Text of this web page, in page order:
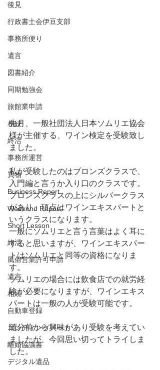
後見
行政書士会伊豆支部
事務所便り
遺言
図書紹介
同期勉強会
旅館業申請
相続
終活
事務所運営
買物
Business Report
Weekend Report
Short Lesson
終活
風俗営業許可申請
遺言
相続
自動車登録
エンディングノート
離婚協議書
デジタル遺品
先月、一般社団法人日本ソムリエ協会
様が主催する、ワイン検定を受験致し
ました。
私が受験したのはブロンズクラスで、
入門編と言うか入り口のクラスです。
ブロンズクラスの上にシルバークラス
があり、頂点はワインエキスパートと
いうクラスになります。
一般にソムリエと言う言葉はよく耳に
すると思いますが、ワインエキスパー
トはソムリエと同等の資格になりま
す。
ソムリエの場合には飲食店での就労経
験が必要になりますが、ワインエキス
パートは一般の人が受験可能です。
随分前から興味があり受験を考えてい
ましたが、今回思い切ってトライしま
した。